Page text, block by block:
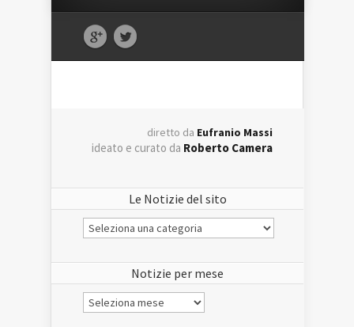
diretto da Eufranio Massi
ideato e curato da Roberto Camera
Le Notizie del sito
Le
Notizie
Notizie per mese
Notizie
per